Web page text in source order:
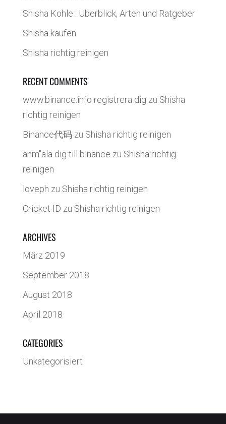
Shisha Kohle : Überblick, Arten und Ratgeber
Shisha kaufen
Shisha richtig reinigen
RECENT COMMENTS
www.binance.info registrera dig zu Shisha
richtig reinigen
Binance代码 zu Shisha richtig reinigen
anm"ala dig till binance zu Shisha richtig
reinigen
loveph zu Shisha richtig reinigen
Cricket ID zu Shisha richtig reinigen
ARCHIVES
März 2019
September 2018
August 2018
April 2018
CATEGORIES
Unkategorisiert